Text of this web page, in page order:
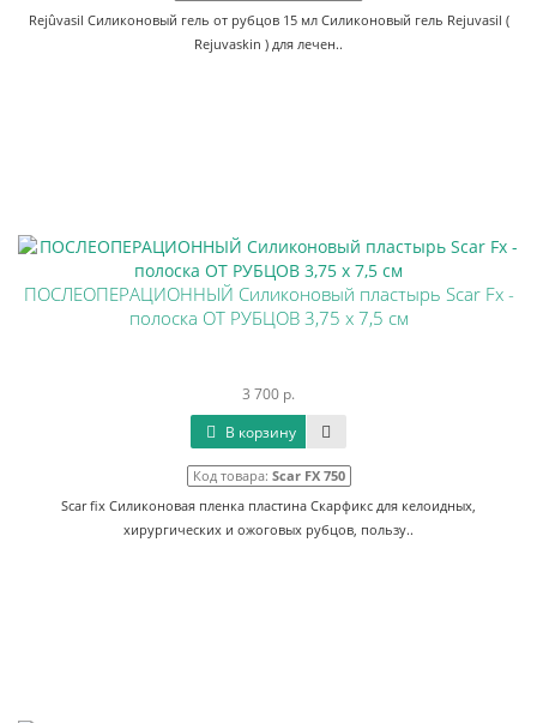
Rejûvasil Силиконовый гель от рубцов 15 мл Силиконовый гель Rejuvasil (
Rejuvaskin ) для лечен..
ПОСЛЕОПЕРАЦИОННЫЙ Силиконовый пластырь Scar Fx -
полоска ОТ РУБЦОВ 3,75 х 7,5 см
3 700 р.
В корзину
Код товара: Scar FX 750
Scar fix Силиконовая пленка пластина Скарфикс для келоидных,
хирургических и ожоговых рубцов, пользу..